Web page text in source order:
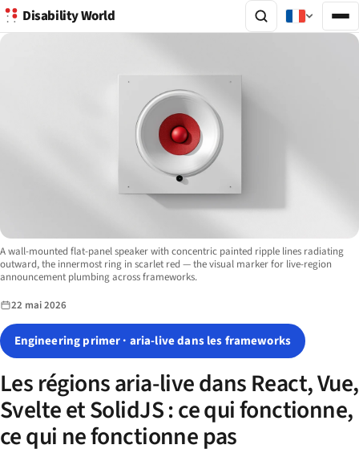
Disability World
Image description:
A wall-mounted flat-panel speaker with concentric painted ripple lines radiating
outward, the innermost ring in scarlet red — the visual marker for live-region
announcement plumbing across frameworks.
22 mai 2026
Engineering primer · aria-live dans les frameworks
Les régions aria-live dans React, Vue,
Svelte et SolidJS : ce qui fonctionne,
ce qui ne fonctionne pas